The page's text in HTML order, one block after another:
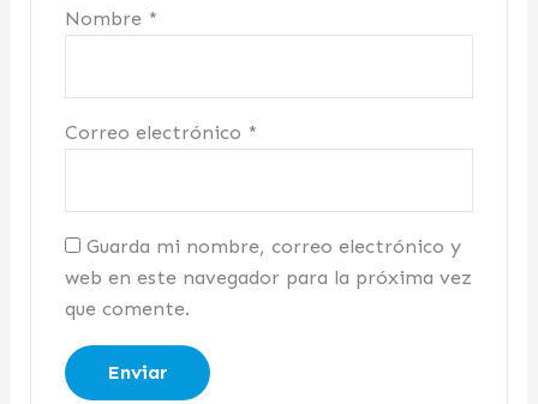
Nombre *
Correo electrónico *
Guarda mi nombre, correo electrónico y
web en este navegador para la próxima vez
que comente.